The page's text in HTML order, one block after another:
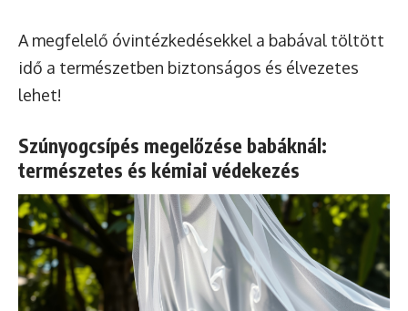
A megfelelő óvintézkedésekkel a babával töltött
idő a természetben biztonságos és élvezetes
lehet!
Szúnyogcsípés megelőzése babáknál:
természetes és kémiai védekezés